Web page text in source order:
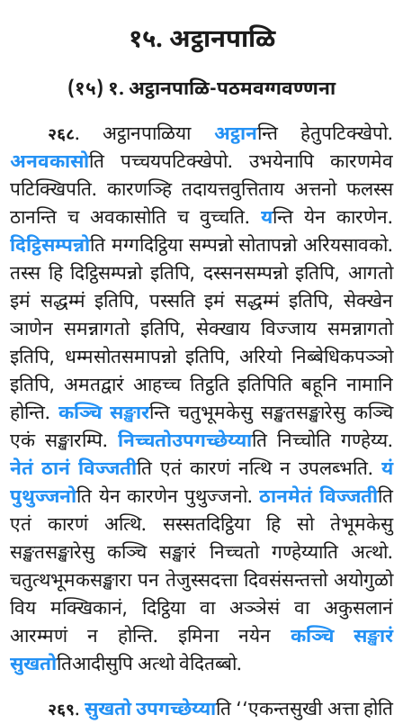
१५. अट्ठानपाळि
(१५) १. अट्ठानपाळि-पठमवग्गवण्णना
२६८. अट्ठानपाळिया अट्ठानन्ति हेतुपटिक्खेपो.
अनवकासोति पच्चयपटिक्खेपो. उभयेनापि कारणमेव
पटिक्खिपति. कारणञ्हि तदायत्तवुत्तिताय अत्तनो फलस्स
ठानन्ति च अवकासोति च वुच्चति. यन्ति येन कारणेन.
दिट्ठिसम्पन्नोति मग्गदिट्ठिया सम्पन्नो सोतापन्नो अरियसावको.
तस्स हि दिट्ठिसम्पन्नो इतिपि, दस्सनसम्पन्नो इतिपि, आगतो
इमं सद्धम्मं इतिपि, पस्सति इमं सद्धम्मं इतिपि, सेक्खेन
ञाणेन समन्नागतो इतिपि, सेक्खाय विज्जाय समन्नागतो
इतिपि, धम्मसोतसमापन्नो इतिपि, अरियो निब्बेधिकपञ्ञो
इतिपि, अमतद्वारं आहच्च तिट्ठति इतिपिति बहूनि नामानि
होन्ति.कञ्चि सङ्खारन्ति चतुभूमकेसु सङ्खतसङ्खारेसु कञ्चि
एकं सङ्खारम्पि. निच्चतोउपगच्छेय्याति निच्चोति गण्हेय्य.
नेतं ठानं विज्जतीति एतं कारणं नत्थि न उपलब्भति. यं
पुथुज्जनोति येन कारणेन पुथुज्जनो.ठानमेतं विज्जतीति
एतं कारणं अत्थि. सस्सतदिट्ठिया हि सो तेभूमकेसु
सङ्खतसङ्खारेसु कञ्चि सङ्खारं निच्चतो गण्हेय्याति अत्थो.
चतुत्थभूमकसङ्खारापन तेजुस्सदत्ता दिवसंसन्तत्तो अयोगुळो
विय मक्खिकानं, दिट्ठिया वा अञ्ञेसं वा अकुसलानं
आरम्मणं न होन्ति. इमिना नयेन कञ्चि सङ्खारं
सुखतोतिआदीसुपि अत्थो वेदितब्बो.
२६९.सुखतो उपगच्छेय्याति ‘‘एकन्तसुखी अत्ता होति